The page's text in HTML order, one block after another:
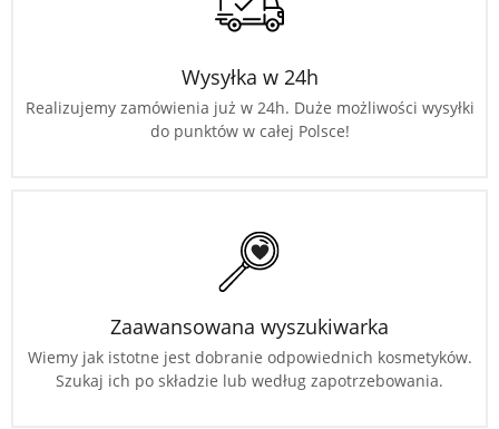
Wysyłka w 24h
Realizujemy zamówienia już w 24h. Duże możliwości wysyłki
do punktów w całej Polsce!
Zaawansowana wyszukiwarka
Wiemy jak istotne jest dobranie odpowiednich kosmetyków.
Szukaj ich po składzie lub według zapotrzebowania.